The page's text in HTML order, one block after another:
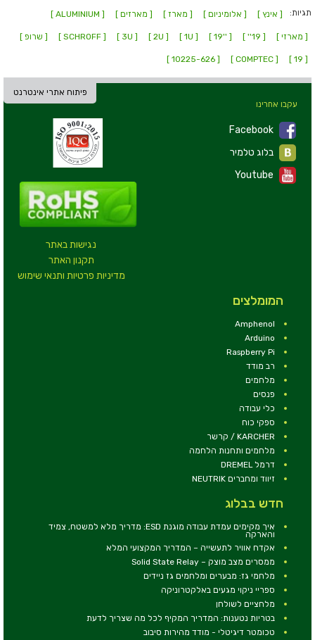
תגיות: [ אינץ ] [ אלומיניום ] [ מארז ] [ מארזים ] [ ALUMINIUM ]
[ מארזי ] [ 19'' ]
[ ''19 ]
[ 1U ]
[ 2U ]
[ 3U ]
[ SCHROFF ] [ שרופ ]
[ 19 ]
[ COMPTEC ]
[ 10225-626 ]
פיתוח אתרי אינטרנט
נגישות באתר
תקנון האתר
מדיניות פרטיות ותנאי שימוש
עקבו אחרינו
Facebook
Youtube
המומלצים
Amphenol
Arduino
Raspberry Pi
רב מודד
מלחמים
פנסים
כלי עבודה
ספקי כוח
KARCHER / קרשר
מלחמים ותחנות הלחמה
דרמל DREMEL
זיווד ומחברים NEUTRIK
חדש בבלוג
איך מקימים עמדת עבודה מוגנת ESD: מדריך מלא למשטח, צמיד
והארקה
אקדח אוויר לתעשייה – המדריך המקצועי המלא
ממסרים מצב מוצק – Solid State Relay
מלחמי גז: מבערים ומלחמים גז ניידים
ספריי ניקוי מגעים באלקטרוניקה
מלחציים לשולחן
בטריות נטענות: המדריך המקיף לכל מה שצריך לדעת
טכומטר דיגיטלי - מודד מהירות סיבוב